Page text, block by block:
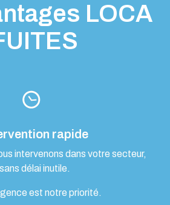
LOCA
rapide
intervenons dans votre secteur,
sans délai inutile.
est notre priorité.